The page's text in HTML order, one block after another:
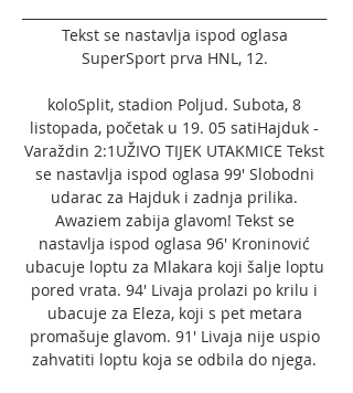
Tekst se nastavlja ispod oglasa
SuperSport prva HNL, 12.
koloSplit, stadion Poljud. Subota, 8
listopada, početak u 19. 05 satiHajduk -
Varaždin 2:1UŽIVO TIJEK UTAKMICE Tekst
se nastavlja ispod oglasa 99' Slobodni
udarac za Hajduk i zadnja prilika.
Awaziem zabija glavom! Tekst se
nastavlja ispod oglasa 96' Kroninović
ubacuje loptu za Mlakara koji šalje loptu
pored vrata. 94' Livaja prolazi po krilu i
ubacuje za Eleza, koji s pet metara
promašuje glavom. 91' Livaja nije uspio
zahvatiti loptu koja se odbila do njega.